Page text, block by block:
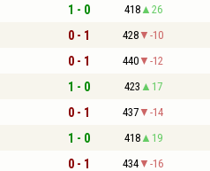
1 - 0 418 26
0 - 1 428 -10
0 - 1 440 -12
1 - 0 423 17
0 - 1 437 -14
1 - 0 418 19
0 - 1 434 -16